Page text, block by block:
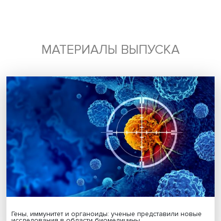
Будь всегда в курсе !
Подпишись на наши новости: